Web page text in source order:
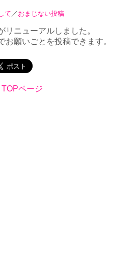
て ／ おまじない投稿
リニューアルしました。
お願いごとを投稿できます。
ページ